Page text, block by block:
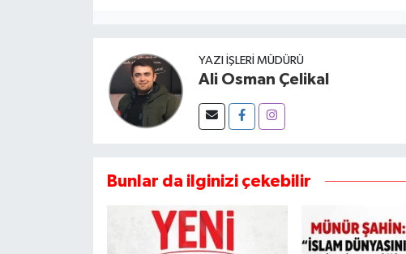
YAZI İŞLERI MÜDÜRÜ
Ali Osman Çelikal
Bunlar da ilginizi çekebilir